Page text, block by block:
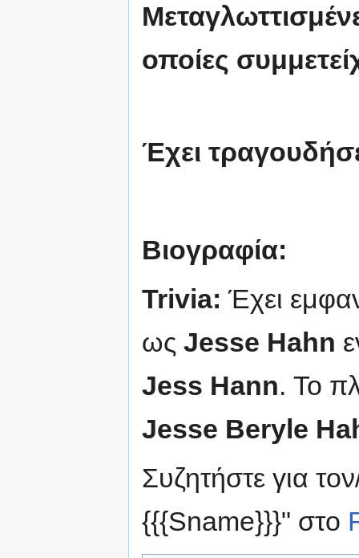
οποίες
Έχει
Βιογραφία:
Trivia:Έχει
ως Jesse Hahn
Jess Hann. Το
Jesse Beryle
Συζητήστε για
{{{Sname}}}" στο